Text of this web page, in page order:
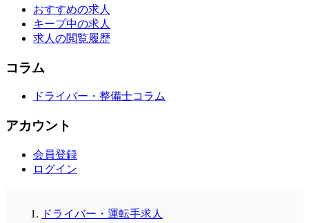
おすすめの求人
キープ中の求人
求人の閲覧履歴
コラム
ドライバー・整備士コラム
アカウント
会員登録
ログイン
ドライバー・運転手求人